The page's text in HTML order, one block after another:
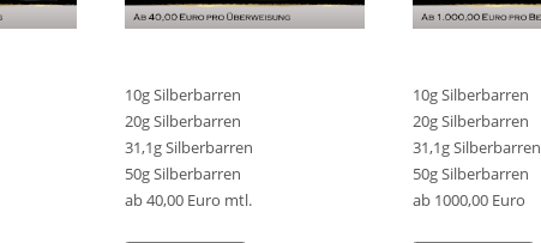
10g Silberbarren
20g Silberbarren
31,1g Silberbarren
50g Silberbarren
ab 40,00 Euro mtl.
10g Silberbarren
20g Silberbarren
31,1g Silberbarren
50g Silberbarren
ab 1000,00 Euro